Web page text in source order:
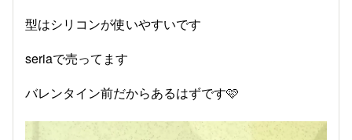
型はシリコンが使いやすいです
seriaで売ってます
バレンタイン前だからあるはずです🩷